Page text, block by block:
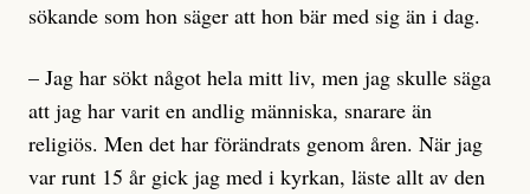
sökande som hon säger att hon bär med sig än i dag.
– Jag har sökt något hela mitt liv, men jag skulle säga
att jag har varit en andlig människa, snarare än
religiös. Men det har förändrats genom åren. När jag
var runt 15 år gick jag med i kyrkan, läste allt av den